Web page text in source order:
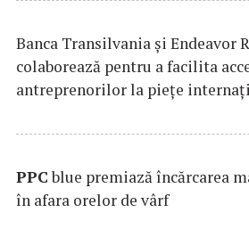
Banca Transilvania şi Endeavor
colaborează pentru a facilita
antreprenorilor la pieţe
PPCblue premiază încărcarea
în afara orelor de vârf